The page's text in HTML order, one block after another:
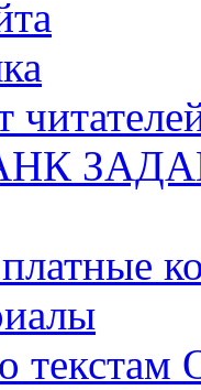
текстам